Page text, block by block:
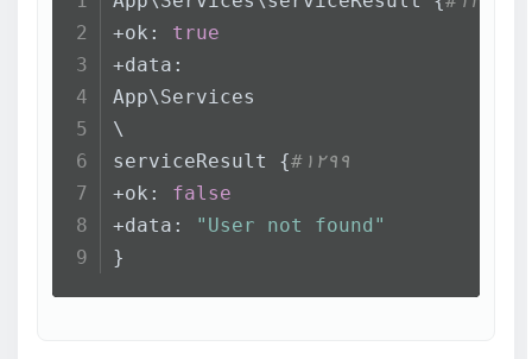
+ok: true
+data:
App\Services
\
serviceResult {#۱۲۹۹
+ok: false
+data:
"User not found"
}